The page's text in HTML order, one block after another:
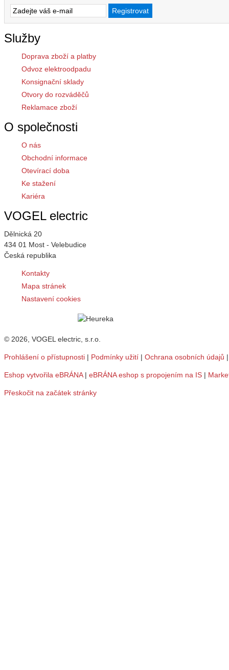
Služby
Doprava zboží a platby
Odvoz elektroodpadu
Konsignační sklady
Otvory do rozváděčů
Reklamace zboží
O společnosti
O nás
Obchodní informace
Otevírací doba
Ke stažení
Kariéra
VOGEL electric
Dělnická 20
434 01 Most - Velebudice
Česká republika
Kontakty
Mapa stránek
Nastavení cookies
© 2026, VOGEL electric, s.r.o.
Prohlášení o přístupnosti | Podmínky užití | Ochrana osobních údajů
Eshop vytvořila eBRÁNA| eBRÁNA eshop s propojením na IS |
Přeskočit na začátek stránky